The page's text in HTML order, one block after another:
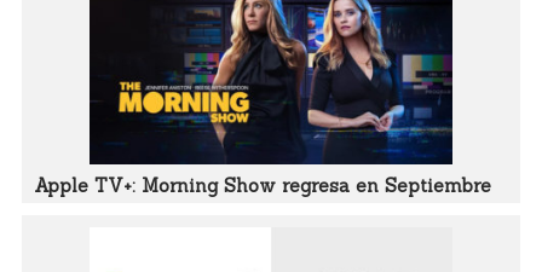
Apple TV+: Morning Show regresa en Septiembre